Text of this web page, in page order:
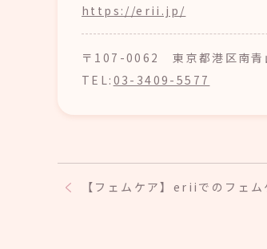
https://erii.jp/
〒107-0062 東京都港区南青
TEL: 03-3409-5577
【フェムケア】eriiでのフェ